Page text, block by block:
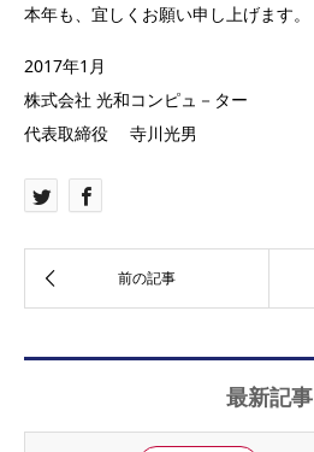
本年も、宜しくお願い申し上げます。
2017年1月
株式会社 光和コンピュ－ター
代表取締役 寺川光男
最新記事